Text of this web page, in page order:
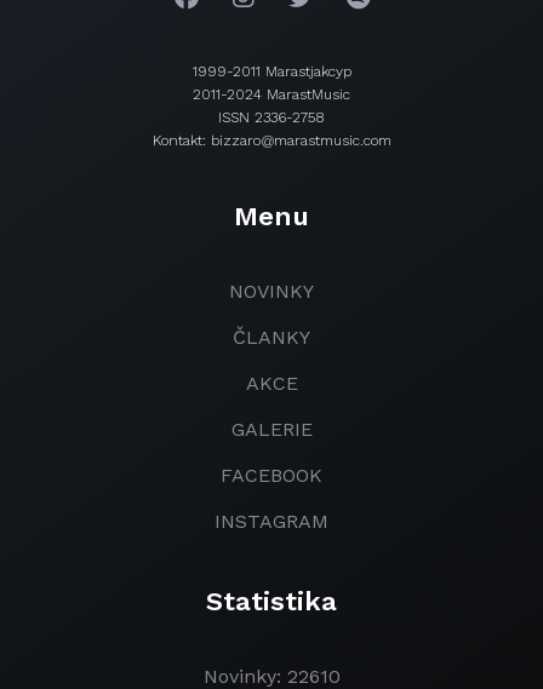
1999-2011 Marastjakcyp
2011-2024 MarastMusic
ISSN 2336-2758
Kontakt: bizzaro@marastmusic.com
Menu
NOVINKY
ČLANKY
AKCE
GALERIE
FACEBOOK
INSTAGRAM
Statistika
Novinky: 22610